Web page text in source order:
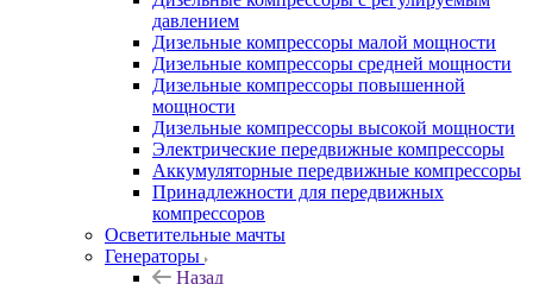
давлением
Дизельные компрессоры малой мощности
Дизельные компрессоры средней мощности
Дизельные компрессоры повышенной
мощности
Дизельные компрессоры высокой мощности
Электрические передвижные компрессоры
Аккумуляторные передвижные компрессоры
Принадлежности для передвижных
компрессоров
Осветительные мачты
Генераторы
Назад